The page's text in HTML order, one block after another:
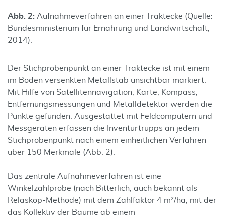
Abb. 2: Aufnahmeverfahren an einer Traktecke (Quelle:
Bundesministerium für Ernährung und Landwirtschaft,
2014).
Der Stichprobenpunkt an einer Traktecke ist mit einem
im Boden versenkten Metallstab unsichtbar markiert.
Mit Hilfe von Satellitennavigation, Karte, Kompass,
Entfernungsmessungen und Metalldetektor werden die
Punkte gefunden. Ausgestattet mit Feldcomputern und
Messgeräten erfassen die Inventurtrupps an jedem
Stichprobenpunkt nach einem einheitlichen Verfahren
über 150 Merkmale (Abb. 2).
Das zentrale Aufnahmeverfahren ist eine
Winkelzählprobe (nach Bitterlich, auch bekannt als
Relaskop-Methode) mit dem Zählfaktor 4 m²/ha, mit der
das Kollektiv der Bäume ab einem